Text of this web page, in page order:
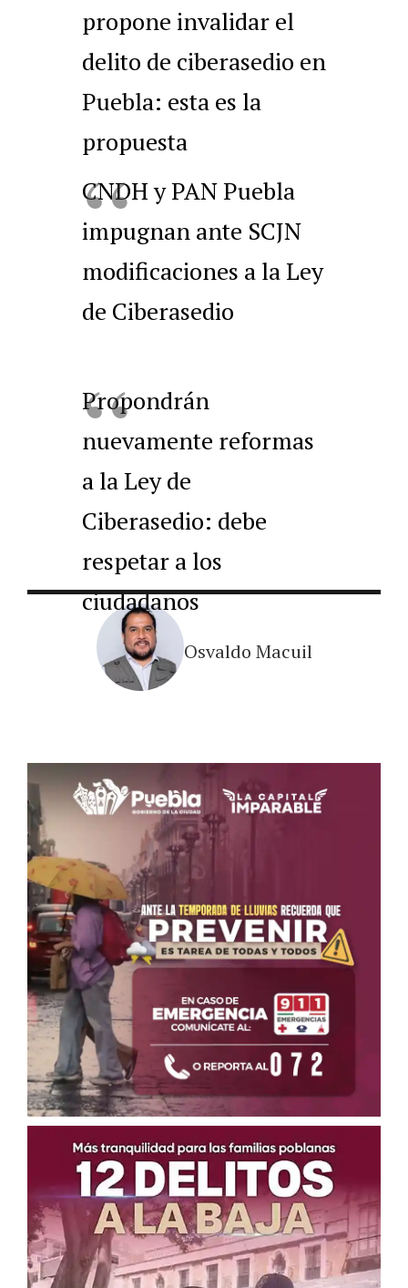
propone invalidar el
delito de ciberasedio en
Puebla: esta es la
propuesta
CNDH y PAN Puebla
impugnan ante SCJN
modificaciones a la Ley
de Ciberasedio
Propondrán
nuevamente reformas
a la Ley de
Ciberasedio: debe
respetar a los
ciudadanos
Osvaldo Macuil